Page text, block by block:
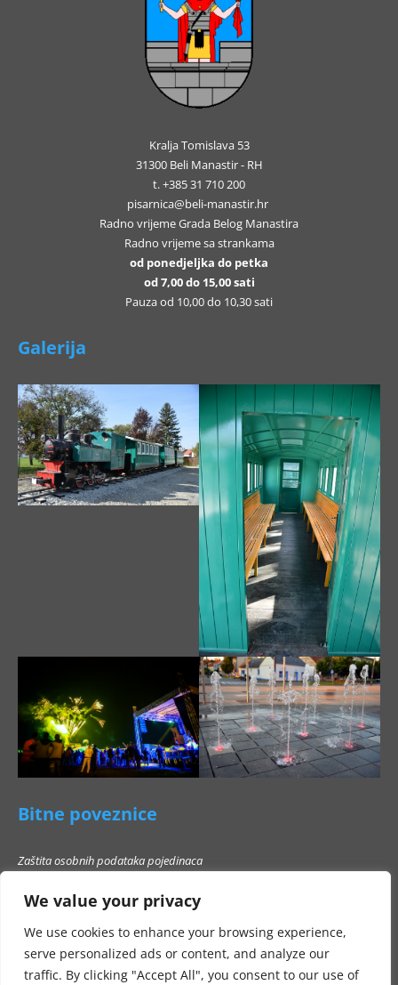
We value your privacy
We use cookies to enhance your browsing experience,
serve personalized ads or content, and analyze our
traffic. By clicking "Accept All", you consent to our use of
Kralja Tomislava 53
31300 Beli Manastir - RH
t. +385 31 710 200
pisarnica@beli-manastir.hr
Radno vrijeme Grada Belog Manastira
Radno vrijeme sa strankama
od ponedjeljka do petka
od 7,00 do 15,00 sati
Pauza od 10,00 do 10,30 sati
Galerija
Bitne poveznice
Zaštita osobnih podataka pojedinaca
Popis poslovnih subjekata s kojima Grad Beli Manastir ne smije stupati u